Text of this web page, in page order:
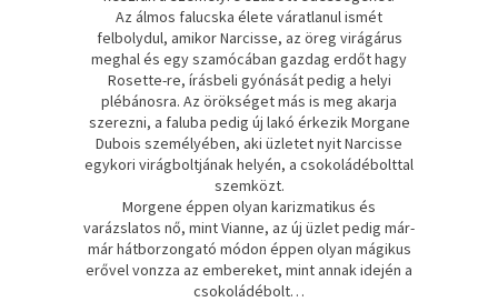
Az álmos falucska élete váratlanul ismét
felbolydul, amikor Narcisse, az öreg virágárus
meghal és egy szamócában gazdag erdőt hagy
Rosette-re, írásbeli gyónását pedig a helyi
plébánosra. Az örökséget más is meg akarja
szerezni, a faluba pedig új lakó érkezik Morgane
Dubois személyében, aki üzletet nyit Narcisse
egykori virágboltjának helyén, a csokoládébolttal
szemközt.
Morgene éppen olyan karizmatikus és
varázslatos nő, mint Vianne, az új üzlet pedig már-
már hátborzongató módon éppen olyan mágikus
erővel vonzza az embereket, mint annak idején a
csokoládébolt…